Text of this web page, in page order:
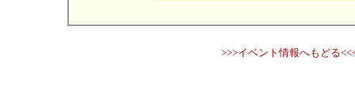
>>>イベント情報へもどる